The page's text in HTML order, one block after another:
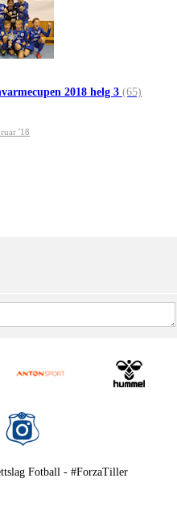
2018 helg 3 (65)
'18
Fotball - #ForzaTiller